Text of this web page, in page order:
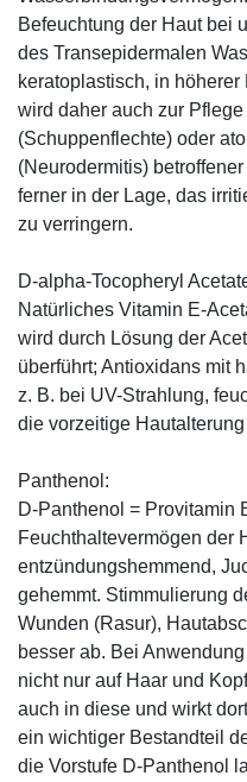
Befeuchtung der Haut bei
des Transepidermalen
keratoplastisch, in
wird daher auch zur
(Schuppenflechte) oder
(Neurodermitis)
ferner in der Lage, das
zu verringern.
D-alpha-Tocopheryl
Natürliches Vitamin E-
wird durch Lösung der
überführt; Antioxidans mit
z. B. bei UV-Strahlung,
die vorzeitige Hautalterung
Panthenol:
D-Panthenol = Provitamin
Feuchthaltevermögen der
entzündungshemmend,
gehemmt. Stimmulierung
Wunden (Rasur),
besser ab. Bei
nicht nur auf Haar und
auch in diese und wirkt
ein wichtiger Bestandteil
die Vorstufe D-Panthenol